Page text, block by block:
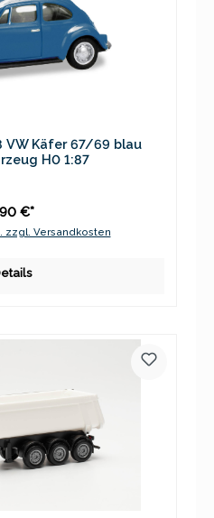
VW Käfer 67/69 blau
H0 1:87
€*
zzgl. Versandkosten